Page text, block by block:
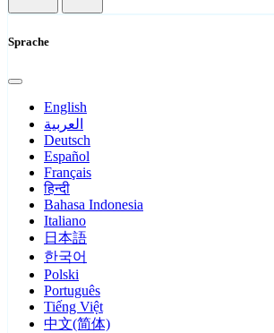
Sprache
English
العربية
Deutsch
Español
Français
हिन्दी
Bahasa Indonesia
Italiano
日本語
한국어
Polski
Português
Tiếng Việt
中文(简体)